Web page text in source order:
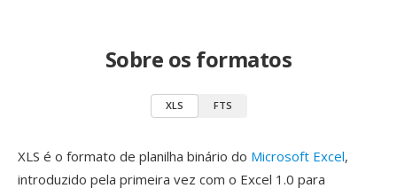
Sobre os formatos
XLS FTS
XLS é o formato de planilha binário do Microsoft Excel,
introduzido pela primeira vez com o Excel 1.0 para